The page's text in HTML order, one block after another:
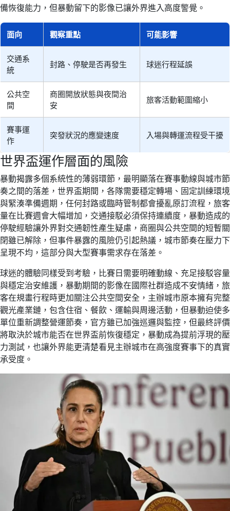
備恢復能力，但暴動留下的影像已讓外界進入高度警覺。
面向 觀察重點 可能影響
交通系
統
封路、停駛是否再發生 球迷行程延誤
公共空
間
商圈開放狀態與夜間治
安
旅客活動範圍縮小
賽事運
作
突發狀況的應變速度 入場與轉運流程受干擾
世界盃運作層面的風險
暴動揭露多個系統性的薄弱環節，最明顯落在賽事動線與城市節
奏之間的落差，世界盃期間，各隊需要穩定轉場、固定訓練環境
與緊湊準備週期，任何封路或臨時管制都會擾亂原訂流程，旅客
量在比賽週會大幅增加，交通接駁必須保持連續度，暴動造成的
停駛經驗讓外界對交通韌性產生疑慮，商圈與公共空間的短暫關
閉雖已解除，但事件暴露的風險仍引起熱議，城市節奏在壓力下
呈現不均，這部分與大型賽事需求存在落差。
球迷的體驗同樣受到考驗，比賽日需要明確動線、充足接駁容量
與穩定治安維護，暴動期間的影像在國際社群造成不安情緒，旅
客在規畫行程時更加關注公共空間安全，主辦城市原本擁有完整
觀光產業鏈，包含住宿、餐飲、運輸與周邊活動，但暴動迫使多
單位重新調整營運節奏，官方雖已加強巡邏與監控，但最終評價
將取決於城市能否在世界盃前恢復穩定，暴動成為提前浮現的壓
力測試，也讓外界能更清楚看見主辦城市在高強度賽事下的真實
承受度。